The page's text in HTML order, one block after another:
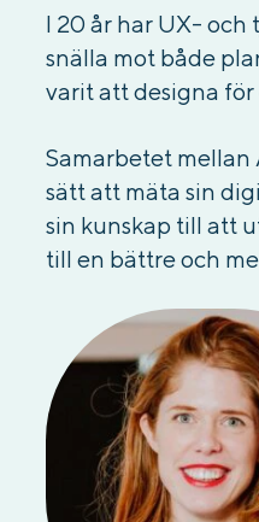
I 20 år har UX-
snälla mot både
varit att designa
Samarbetet
sätt att mäta sin
sin kunskap till att
till en bättre och